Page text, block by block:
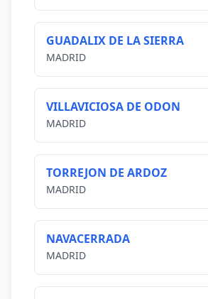
GUADALIX DE LA SIERRA
MADRID
VILLAVICIOSA DE ODON
MADRID
TORREJON DE ARDOZ
MADRID
NAVACERRADA
MADRID